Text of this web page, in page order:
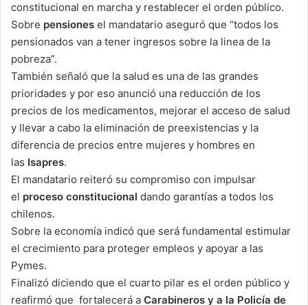
constitucional en marcha y restablecer el orden público.
Sobre pensiones el mandatario aseguró que “todos los
pensionados van a tener ingresos sobre la linea de la
pobreza”.
También señaló que la salud es una de las grandes
prioridades y por eso anunció una reducción de los
precios de los medicamentos, mejorar el acceso de salud
y llevar a cabo la eliminación de preexistencias y la
diferencia de precios entre mujeres y hombres en
las Isapres.
El mandatario reiteró su compromiso con impulsar
el proceso constitucional dando garantías a todos los
chilenos.
Sobre la economía indicó que será fundamental estimular
el crecimiento para proteger empleos y apoyar a las
Pymes.
Finalizó diciendo que el cuarto pilar es el orden público y
reafirmó que fortalecerá a Carabineros y a la Policía de